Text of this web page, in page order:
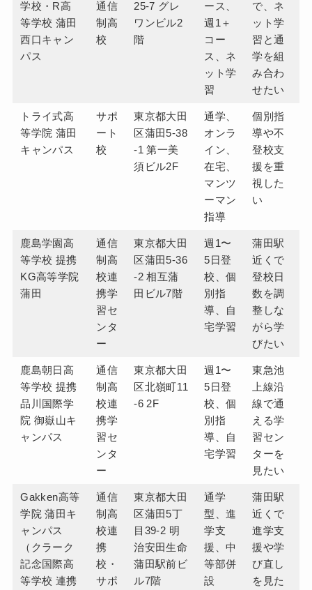
学校・R高
等学校 蒲田
西口キャン
パス
通信
制高
校
25-7 グレ
ワンビル2
階
ース、
週1＋
コー
ス、ネ
ット学
習
で、ネ
ット学
習と通
学を組
み合わ
せたい
トライ式高
等学院 蒲田
キャンパス
サポ
ート
校
東京都大田
区蒲田5-38
-1 第一美
須ビル2F
通学、
オンラ
イン、
在宅、
マンツ
ーマン
指導
個別指
導や不
登校支
援を重
視した
い
鹿島学園高
等学校 提携
KG高等学院
蒲田
通信
制高
校連
携学
習セ
ンタ
ー
東京都大田
区蒲田5-36
-2 相互蒲
田ビル7階
週1〜
5日登
校、個
別指
導、自
宅学習
蒲田駅
近くで
登校日
数を調
整しな
がら学
びたい
鹿島朝日高
等学校 提携
品川国際学
院 御嶽山キ
ャンパス
通信
制高
校連
携学
習セ
ンタ
ー
東京都大田
区北嶺町11
-6 2F
週1〜
5日登
校、個
別指
導、自
宅学習
東急池
上線沿
線で通
える学
習セン
ターを
見たい
Gakken高等
学院 蒲田キ
ャンパス
（クラーク
記念国際高
等学校 連携
通信
制高
校連
携
校・
サポ
東京都大田
区蒲田5丁
目39-2 明
治安田生命
蒲田駅前ビ
ル7階
通学
型、進
学支
援、中
等部併
設
蒲田駅
近くで
進学支
援や学
び直し
を見た